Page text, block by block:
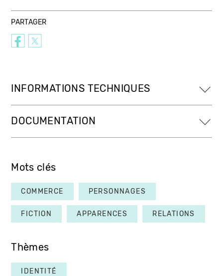
PARTAGER
INFORMATIONS TECHNIQUES
DOCUMENTATION
Mots clés
COMMERCE PERSONNAGES
FICTION APPARENCES RELATIONS
Thèmes
IDENTITÉ